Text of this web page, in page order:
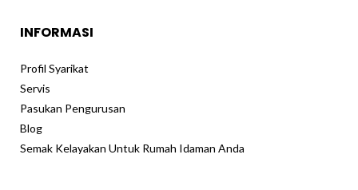
b
o
k
a
r
m
o
INFORMASI
Profil Syarikat
Servis
Pasukan Pengurusan
Blog
Semak Kelayakan Untuk Rumah Idaman Anda